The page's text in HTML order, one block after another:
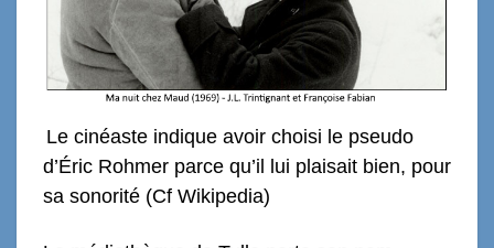
Le cinéaste indique avoir choisi le pseudo
d’Éric Rohmer parce qu’il lui plaisait bien, pour
sa sonorité (Cf Wikipedia)